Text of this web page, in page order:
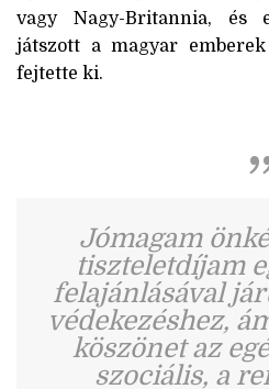
vagy Nagy-Britannia, és
játszott a magyar
fejtette ki.
Jómagam
tiszteletdíjam
felajánlásával
védekezéshez,
köszönet az
szociális, a